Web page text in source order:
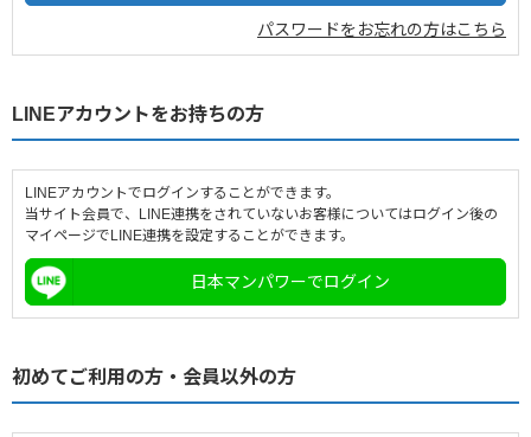
パスワードをお忘れの方はこちら
LINEアカウントをお持ちの方
LINEアカウントでログインすることができます。
当サイト会員で、LINE連携をされていないお客様についてはログイン後の
マイページでLINE連携を設定することができます。
日本マンパワーでログイン
初めてご利用の方・会員以外の方